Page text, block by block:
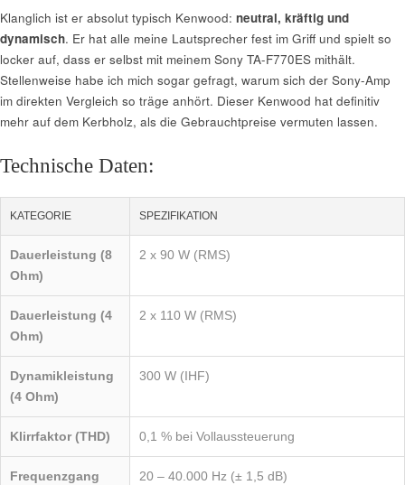
Klanglich ist er absolut typisch Kenwood: neutral, kräftig und
dynamisch. Er hat alle meine Lautsprecher fest im Griff und spielt so
locker auf, dass er selbst mit meinem Sony TA-F770ES mithält.
Stellenweise habe ich mich sogar gefragt, warum sich der Sony-Amp
im direkten Vergleich so träge anhört. Dieser Kenwood hat definitiv
mehr auf dem Kerbholz, als die Gebrauchtpreise vermuten lassen.
Technische Daten:
KATEGORIE SPEZIFIKATION
Dauerleistung (8
Ohm)
2 x 90 W (RMS)
Dauerleistung (4
Ohm)
2 x 110 W (RMS)
Dynamikleistung
(4 Ohm)
300 W (IHF)
Klirrfaktor (THD) 0,1 % bei Vollaussteuerung
Frequenzgang 20 – 40.000 Hz (± 1,5 dB)